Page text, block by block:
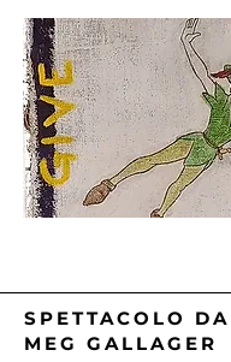
SPETTACOLO
MEG GALLAGER